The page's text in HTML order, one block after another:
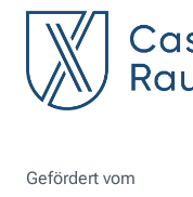
Gefördert vom